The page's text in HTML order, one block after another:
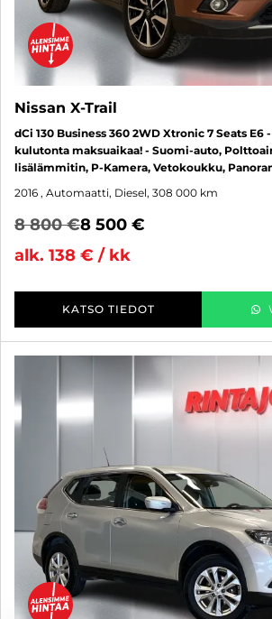
Nissan X-Trail
dCi 130 Business 360 2WD Xtronic 7 Seats
kulutonta maksuaikaa! - Suomi-auto,
lisälämmitin, P-Kamera, Vetokoukku,
2016 , Automaatti, Diesel, 308 000 km
8 800 €8 500 €
alk. 138 € / kk
KATSO TIEDOT